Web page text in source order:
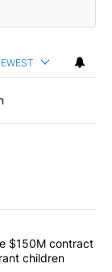
articles in the last
to receive
$150M contract
children